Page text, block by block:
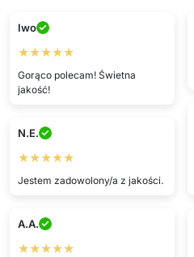
Iwo
★★★★★
Gorąco polecam! Świetna
jakość!
N.E.
★★★★★
Jestem zadowolony/a z jakości.
A.A.
★★★★★